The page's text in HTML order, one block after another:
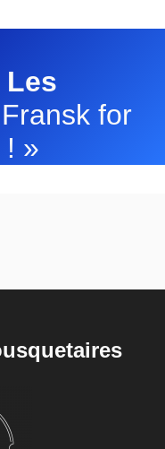
Les
for
! »